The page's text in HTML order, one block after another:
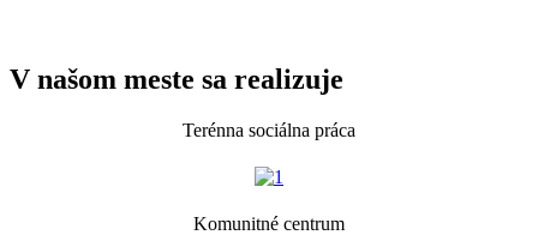
V našom meste sa realizuje
Terénna sociálna práca
Komunitné centrum